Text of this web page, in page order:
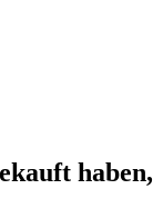
haben,